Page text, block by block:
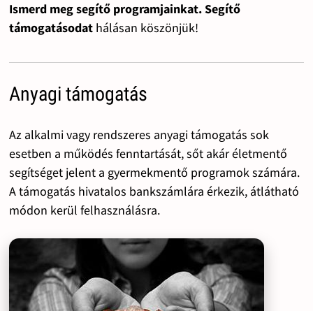
Ismerd meg segítő programjainkat. Segítő
támogatásodat hálásan köszönjük!
Anyagi támogatás
Az alkalmi vagy rendszeres anyagi támogatás sok
esetben a működés fenntartását, sőt akár életmentő
segítséget jelent a gyermekmentő programok számára.
A támogatás hivatalos bankszámlára érkezik, átlátható
módon kerül felhasználásra.